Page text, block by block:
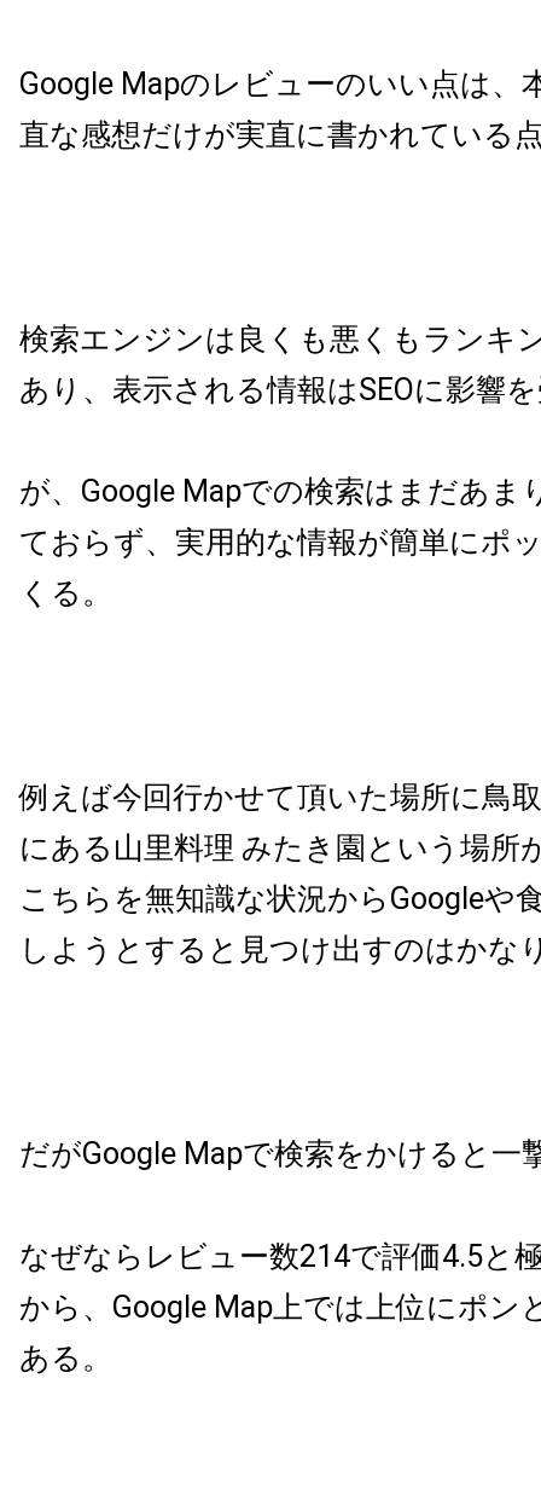
Google Mapのレビューのいい点は、
直な感想だけが実直に書かれている
検索エンジンは良くも悪くもランキ
あり、表示される情報はSEOに影響
が、Google Mapでの検索はまだあま
ておらず、実用的な情報が簡単にポ
くる。
例えば今回行かせて頂いた場所に鳥
にある山里料理 みたき園という場所
こちらを無知識な状況からGoogleや
しようとすると見つけ出すのはかな
だがGoogle Mapで検索をかけると一
なぜならレビュー数214で評価4.5と
から、Google Map上では上位にポン
ある。